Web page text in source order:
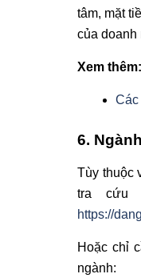
tâm, mặt
của doanh
Xem thêm:
6.
Tùy thuộc
tra cứu
https://
Hoặc chỉ
ngành: